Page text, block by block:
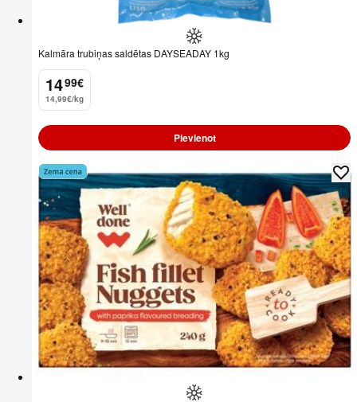
Kalmāra trubiņas saldētas DAYSEADAY 1kg
14
. 99€
14,99€/kg
Pievienot